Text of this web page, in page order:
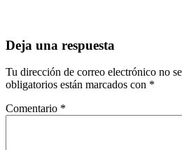
Deja una respuesta
Tu dirección de correo electrónico no
obligatorios están marcados con *
Comentario *